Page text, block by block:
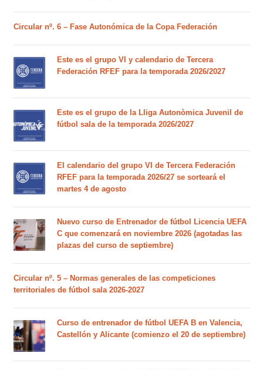
Circular nº. 6 – Fase Autonómica de la Copa Federación
Este es el grupo VI y calendario de Tercera
Federación RFEF para la temporada 2026/2027
Este es el grupo de la Lliga Autonòmica Juvenil de
fútbol sala de la temporada 2026/2027
El calendario del grupo VI de Tercera Federación
RFEF para la temporada 2026/27 se sorteará el
martes 4 de agosto
Nuevo curso de Entrenador de fútbol Licencia UEFA
C que comenzará en noviembre 2026 (agotadas las
plazas del curso de septiembre)
Circular nº. 5 – Normas generales de las competiciones
territoriales de fútbol sala 2026-2027
Curso de entrenador de fútbol UEFA B en Valencia,
Castellón y Alicante (comienzo el 20 de septiembre)